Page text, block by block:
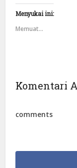
Menyukai ini:
Memuat...
Komentari
comments